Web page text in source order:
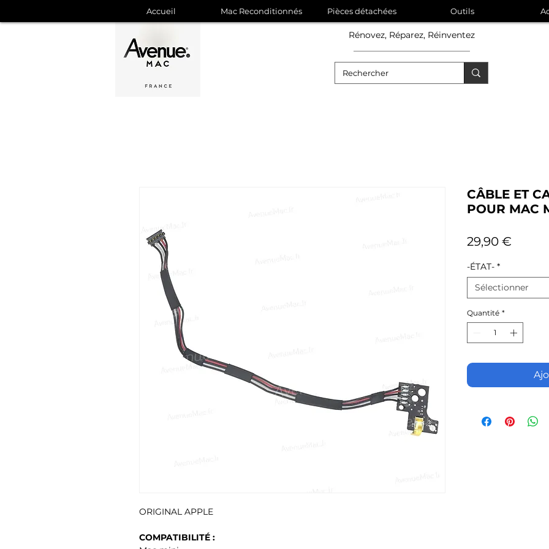
Rénovez, Réparez, Réinventez
Accueil Mac Reconditionnés Pièces détachées Outils
ORIGINAL APPLE
COMPATIBILITÉ :
CÂBLE ET
POUR MAC
29,90 €
-ÉTAT- *
Sélectionner
Quantité *